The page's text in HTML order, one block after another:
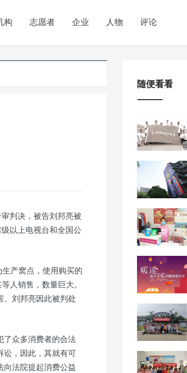
构 志愿者 企业 人物 评论
判决，被告刘邦亮被
以上电视台和全国公
产窝点，使用购买的
人销售，数量巨大。
。刘邦亮因此被判处
了众多消费者的合法
讼，因此，其就有可
向法院提起消费公益
随便看看